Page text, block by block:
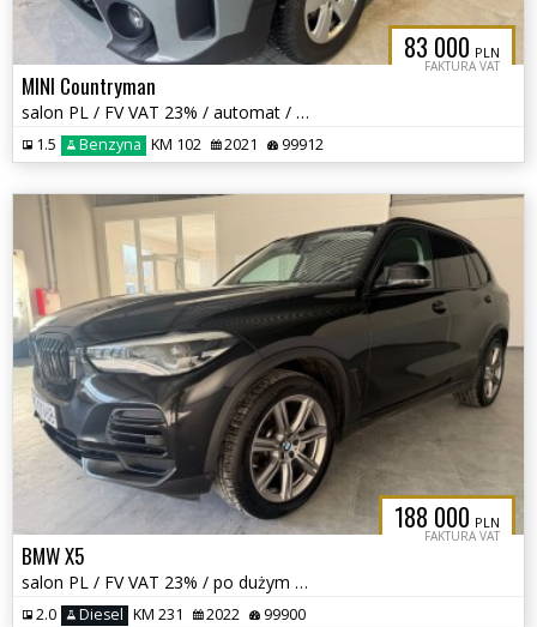
83 000 PLN
FAKTURA VAT
MINI Countryman
salon PL / FV VAT 23% / automat / bezwypadkowy / roczna gwarancja /
1.5 Benzyna KM 102 2021 99912
188 000 PLN
FAKTURA VAT
BMW X5
salon PL / FV VAT 23% / po dużym serwisie / roczna gwar / bezwypadkowa
2.0 Diesel KM 231 2022 99900